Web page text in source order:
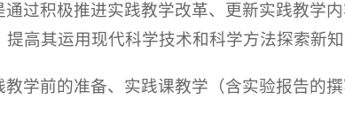
过积极推进实践教学改革、更新实践教学
高其运用现代科学技术和科学方法探索新知
学前的准备、实践课教学（含实验报告的